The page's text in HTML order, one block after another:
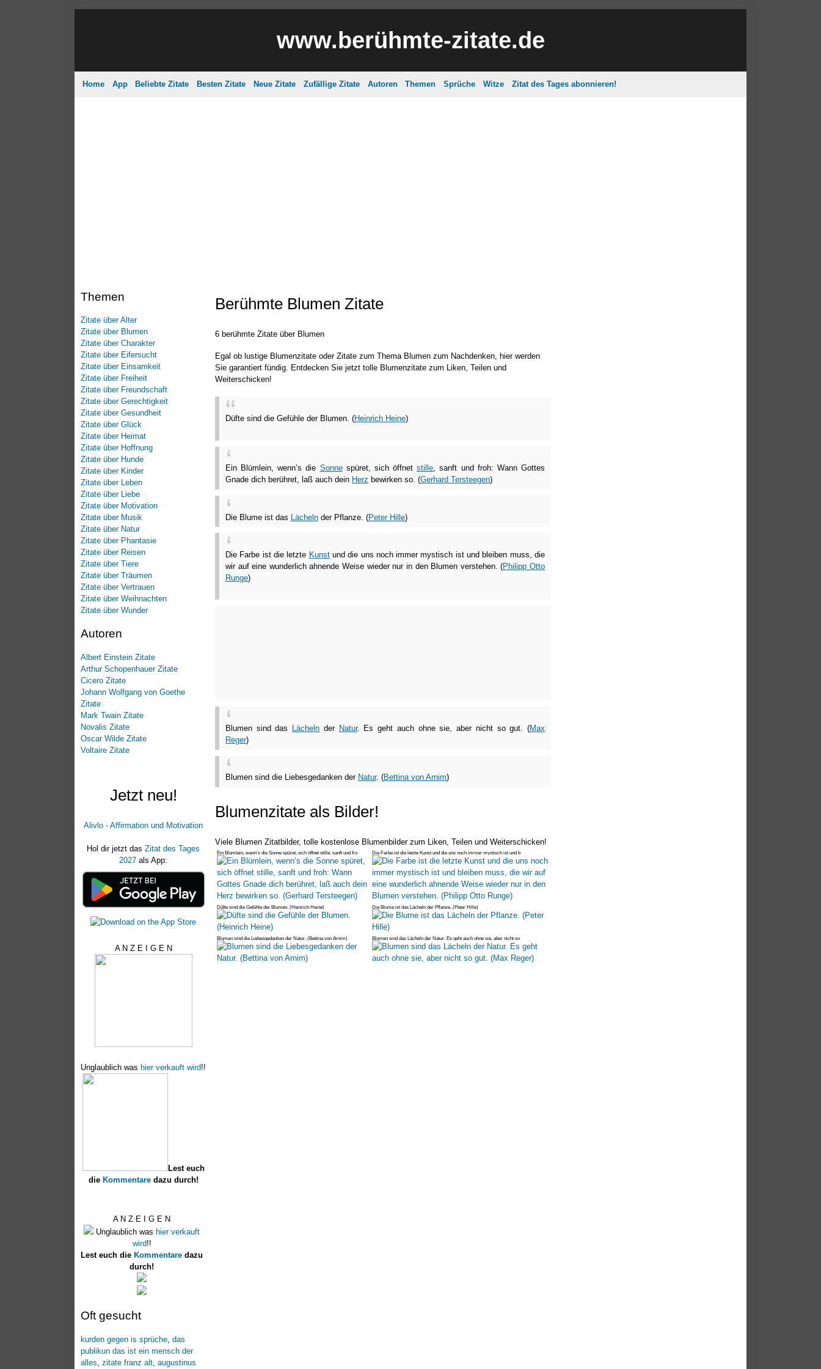
www.berühmte-zitate.de
Home App Beliebte Zitate Besten Zitate Neue Zitate Zufällige Zitate Autoren Themen Sprüche Witze Zitat des Tages abonnieren!
Themen
Zitate über Alter
Zitate über Blumen
Zitate über Charakter
Zitate über Eifersucht
Zitate über Einsamkeit
Zitate über Freiheit
Zitate über Freundschaft
Zitate über Gerechtigkeit
Zitate über Gesundheit
Zitate über Glück
Zitate über Heimat
Zitate über Hoffnung
Zitate über Hunde
Zitate über Kinder
Zitate über Leben
Zitate über Liebe
Zitate über Motivation
Zitate über Musik
Zitate über Natur
Zitate über Phantasie
Zitate über Reisen
Zitate über Tiere
Zitate über Träumen
Zitate über Vertrauen
Zitate über Weihnachten
Zitate über Wunder
Autoren
Albert Einstein Zitate
Arthur Schopenhauer Zitate
Cicero Zitate
Johann Wolfgang von Goethe
Zitate
Mark Twain Zitate
Novalis Zitate
Oscar Wilde Zitate
Voltaire Zitate
Jetzt neu!
Alivlo - Affirmation und Motivation
Hol dir jetzt das Zitat des Tages
2027 als App:
A N Z E I G E N
Unglaublich was hier verkauft wird!!
Lest euch
die Kommentaredazu durch!
A N Z E I G E N
Unglaublich was hier verkauft
wird!!
Lest euch die Kommentare dazu
durch!
Oft gesucht
kurden gegen is sprüche das
publikun das ist ein mensch der
alles zitate franz alt augustinus
Berühmte Blumen Zitate
6 berühmte Zitate über Blumen
Egal ob lustige Blumenzitate oder Zitate zum Thema Blumen zum Nachdenken, hier werden
Sie garantiert fündig. Entdecken Sie jetzt tolle Blumenzitate zum Liken, Teilen und
Weiterschicken!
Düfte sind die Gefühle der Blumen. (Heinrich Heine)
Ein Blümlein, wenn’s die Sonnespüret, sich öffnetstille, sanft und froh: Wann Gottes
Gnade dich berühret, laß auch dein Herz bewirken so. (Gerhard Tersteegen)
Die Blume ist das Lächeln der Pflanze. (Peter Hille)
Die Farbe ist die letzte Kunstund die uns noch immer mystisch ist und bleiben muss, die
wir auf eine wunderlich ahnende Weise wieder nur in den Blumen verstehen. (Philipp Otto
Runge)
Blumen sind das Lächeln der Natur. Es geht auch ohne sie, aber nicht so gut. (Max
Reger)
Blumen sind die Liebesgedanken der Natur. (Bettina von Arnim)
Blumenzitate als Bilder!
Viele Blumen Zitatbilder, tolle kostenlose Blumenbilder zum Liken, Teilen und Weiterschicken!
Ein Blümlein, wenn’s die Sonne spüret, sich öffnet stille, sanft und fro Die Farbe ist die letzte Kunst und die uns noch immer mystisch ist und b
Düfte sind die Gefühle der Blumen. (Heinrich Heine) Die Blume ist das Lächeln der Pflanze. (Peter Hille)
Blumen sind die Liebesgedanken der Natur. (Bettina von Arnim) Blumen sind das Lächeln der Natur. Es geht auch ohne sie, aber nicht so